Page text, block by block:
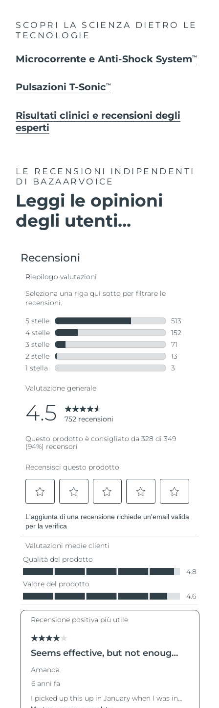
SCOPRI LA SCIENZA DIETRO LE
TECNOLOGIE
Microcorrente e Anti-Shock SystemTM
Pulsazioni T-SonicTM
Risultati clinici e recensioni degli
esperti
LE RECENSIONI INDIPENDENTI
DI BAZAARVOICE
Leggi le opinioni
degli utenti...